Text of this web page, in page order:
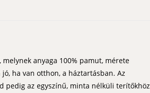
anyaga 100% pamut, mérete
ha van otthon, a háztartásban. Az
pedig az egyszínű, minta nélküli terítőkhöz